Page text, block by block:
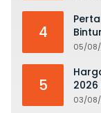
4
dan
05/
5
2026
Juta
03/